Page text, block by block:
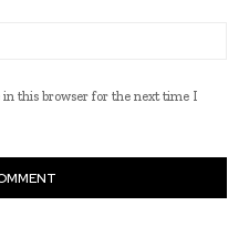
in this browser for the next time I